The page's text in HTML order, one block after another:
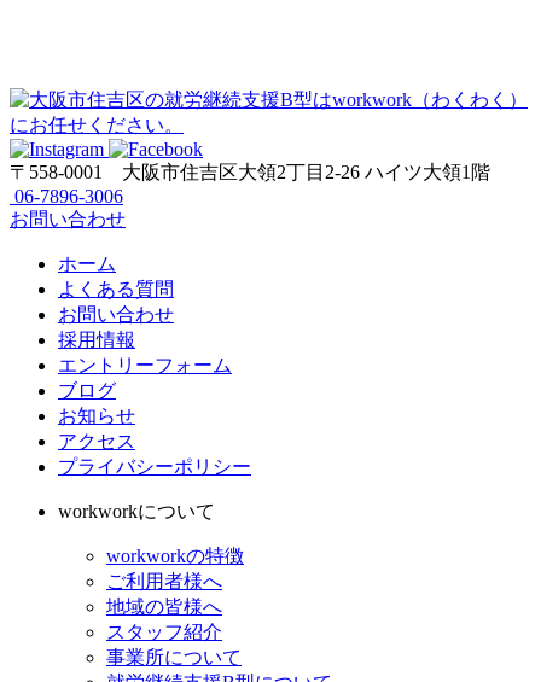
〒558-0001 大阪市住吉区大領2丁目2-26 ハイツ大領1階
06-7896-3006
お問い合わせ
ホーム
よくある質問
お問い合わせ
採用情報
エントリーフォーム
ブログ
お知らせ
アクセス
プライバシーポリシー
workworkについて
workworkの特徴
ご利用者様へ
地域の皆様へ
スタッフ紹介
事業所について